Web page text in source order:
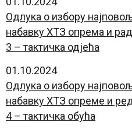
Oдлука о избору
набавку ХТЗ опрема и
3 – тактичка одјећа
01.10.2024
Oдлука о избору
набавку ХТЗ опреме и
4 – тактичка обућа